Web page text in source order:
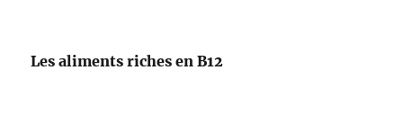
Les aliments riches en B12